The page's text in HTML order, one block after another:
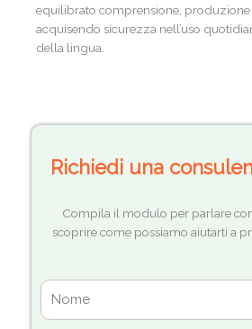
equilibrato comprensione, produzione
acquisendo sicurezza nell’uso
della lingua.
Richiedi una
Compila il modulo per parlare
scoprire come possiamo aiutarti a